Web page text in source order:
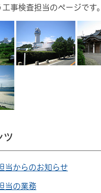
事検査担当のページです。
ツ
当からのお知らせ
当の業務